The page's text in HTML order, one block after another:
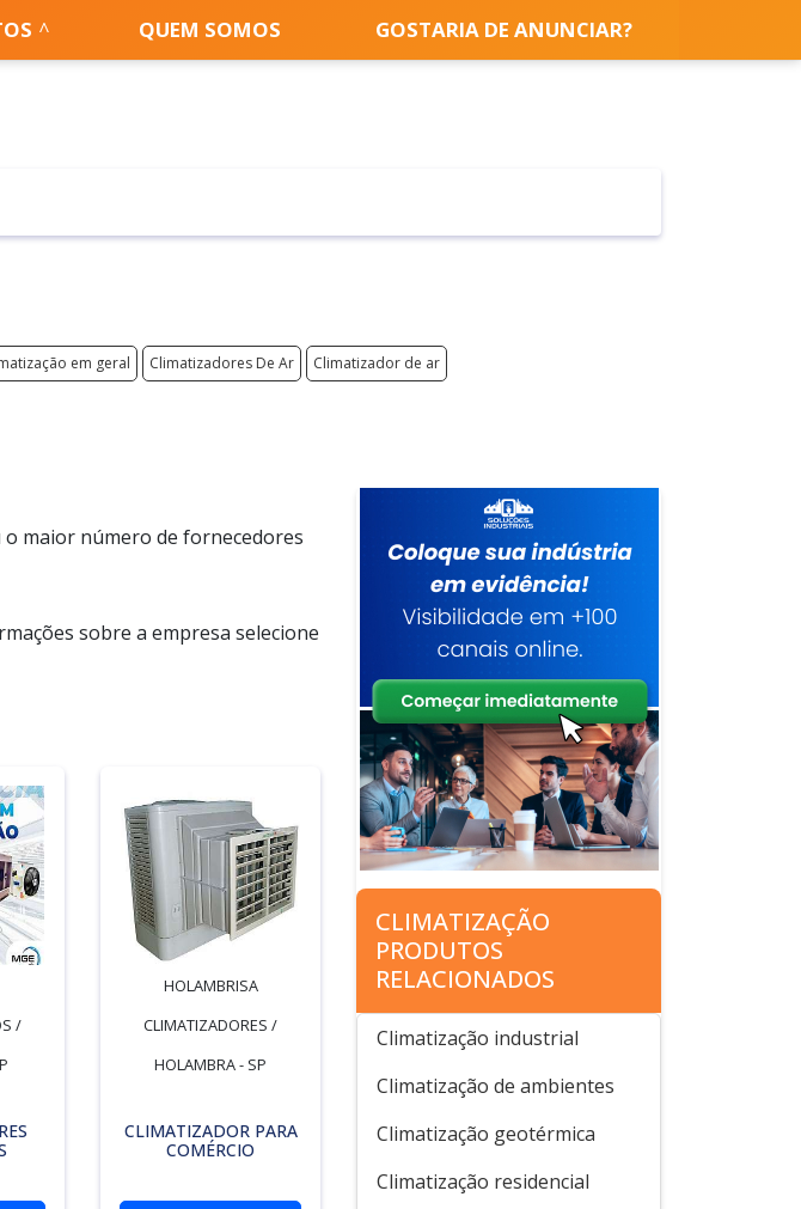
QUEM SOMOS GOSTARIA DE ANUNCIAR?
em geral Climatizadores De Ar Climatizador de ar
maior número de fornecedores
sobre a empresa selecione
/
HOLAMBRISA
CLIMATIZADORES /
HOLAMBRA - SP
CLIMATIZADOR PARA
COMÉRCIO
CLIMATIZAÇÃO
PRODUTOS
RELACIONADOS
Climatização industrial
Climatização de ambientes
Climatização geotérmica
Climatização residencial